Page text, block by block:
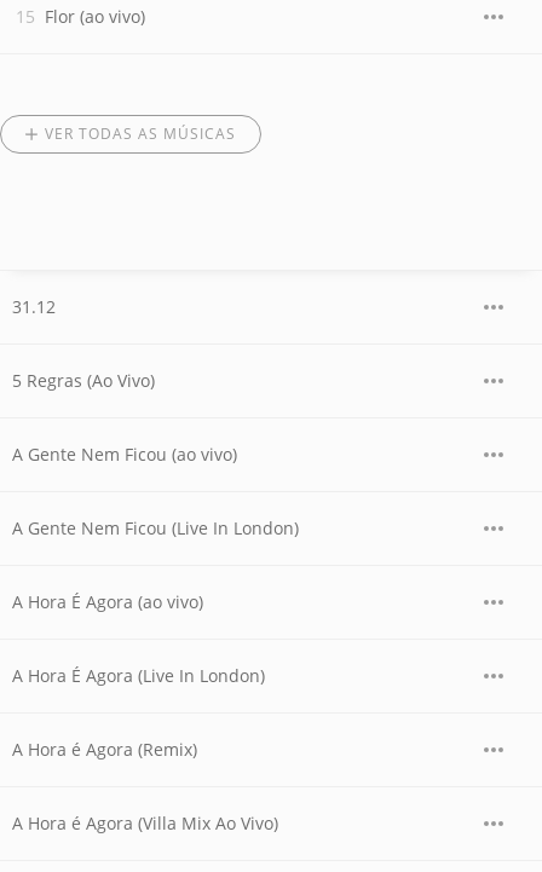
Flor (ao vivo)
VER TODAS AS MÚSICAS
31.12
5 Regras (Ao Vivo)
A Gente Nem Ficou (ao vivo)
A Gente Nem Ficou (Live In London)
A Hora É Agora (ao vivo)
A Hora É Agora (Live In London)
A Hora é Agora (Remix)
A Hora é Agora (Villa Mix Ao Vivo)